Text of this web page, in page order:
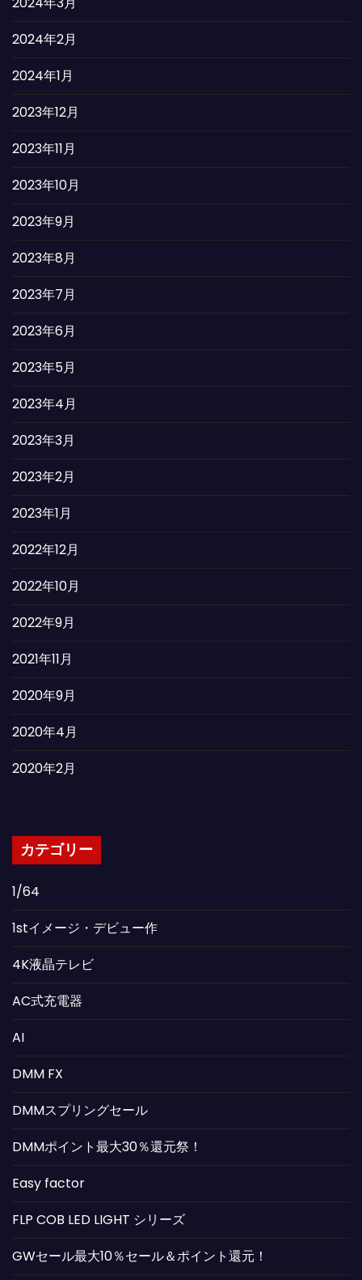
2024年2月
2024年1月
2023年12月
2023年11月
2023年10月
2023年9月
2023年8月
2023年7月
2023年6月
2023年5月
2023年4月
2023年3月
2023年2月
2023年1月
2022年12月
2022年10月
2022年9月
2021年11月
2020年9月
2020年4月
2020年2月
カテゴリー
1/64
1stイメージ・デビュー作
4K液晶テレビ
AC式充電器
AI
DMM FX
DMMスプリングセール
DMMポイント最大30％還元祭！
Easy factor
FLP COB LED LIGHT シリーズ
GWセール最大10％セール＆ポイント還元！